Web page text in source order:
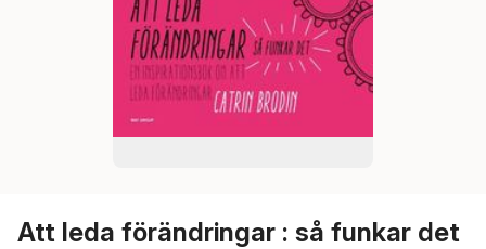
Att leda förändringar : så funkar det